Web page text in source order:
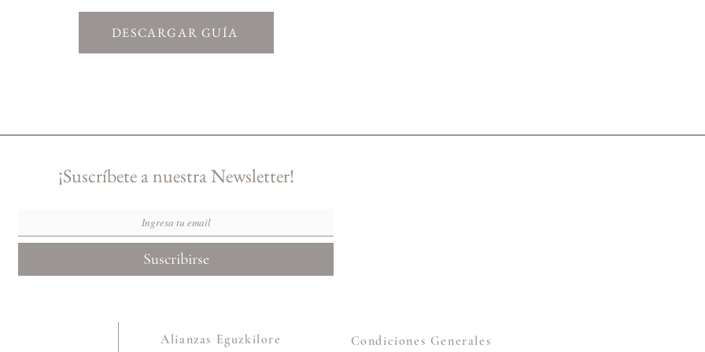
DESCARGAR GUÍA
¡Suscríbete a nuestra Newsletter!
Suscribirse
Alianzas Eguzkilore Condiciones Generales